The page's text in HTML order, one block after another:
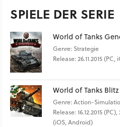
SPIELE DER SERIE
World of Tanks
Genre: Strategie
Release: 26.11.2015 (PC,
World of Tanks Blitz
Genre: Action-
Release: 16.12.2015
(iOS, Android)